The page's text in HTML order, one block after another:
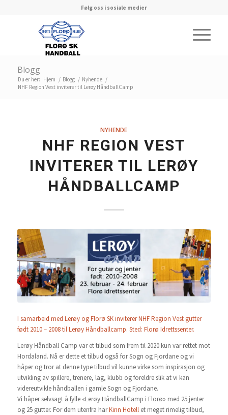
Følg oss i sosiale medier
Blogg
Du er her: Hjem / Blogg / Nyhende /
NHF Region Vest inviterer til Lerøy HåndballCamp
NYHENDE
NHF REGION VEST
INVITERER TIL LERØY
HÅNDBALLCAMP
I samarbeid med Lerøy og Florø SK inviterer NHF Region Vest gutter
født 2010 – 2008 til Lerøy Håndballcamp. Sted: Florø Idrettssenter.
Lerøy Håndball Camp var et tilbud som frem til 2020 kun var rettet mot
Hordaland. Nå er dette et tilbud også for Sogn og Fjordane og vi
håper og tror at denne type tilbud vil kunne virke som inspirasjon og
utvikling av spillere, trenere, lag, klubb og foreldre slik at vi kan
videreutvikle håndballen i gamle Sogn og Fjordane.
Vi håper selvsagt å fylle «Lerøy HåndballCamp i Florø» med 25 jenter
og 25 gutter. For dem utenfra harKinn Hotellet meget rimelig tilbud,